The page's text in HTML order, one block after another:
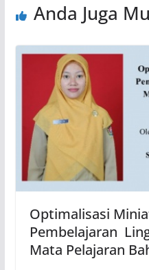
Anda Juga
Optimalisasi
Pembelajaran
Mata Pelajaran